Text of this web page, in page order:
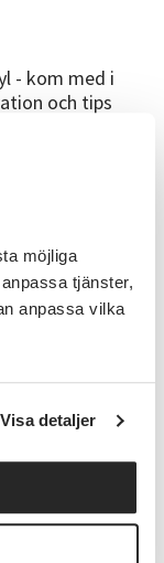
möjliga
tjänster,
anpassa vilka
Visa detaljer
- kom med i
och tips
Undfors, 070-
och
Grunden
Hela
med sin
och innehåll.